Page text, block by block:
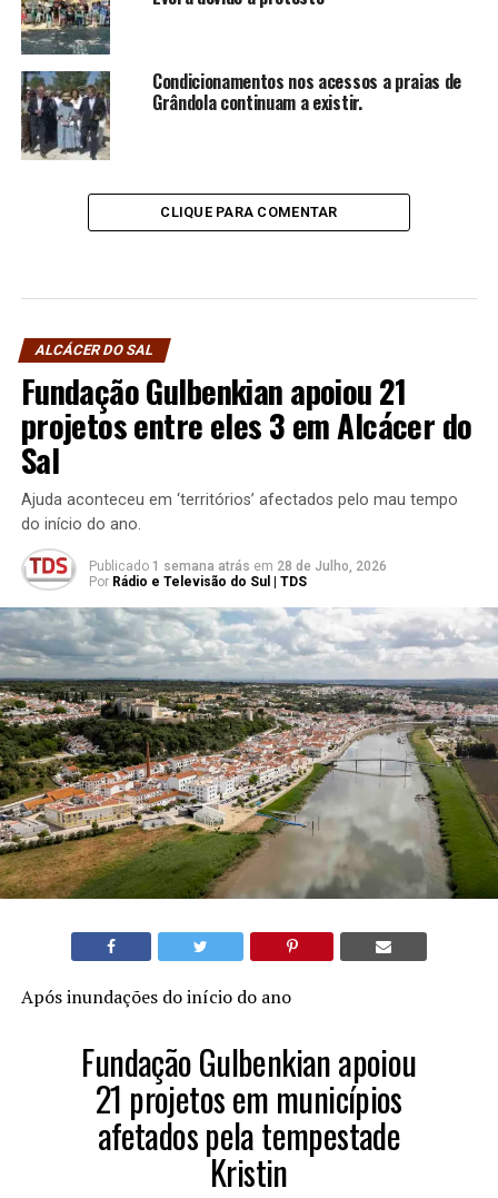
Condicionamentos nos acessos a praias de
Grândola continuam a existir.
CLIQUE PARA COMENTAR
ALCÁCER DO SAL
Fundação Gulbenkian apoiou 21
projetos entre eles 3 em Alcácer do
Sal
Ajuda aconteceu em ‘territórios’ afectados pelo mau tempo
do início do ano.
Publicado 1 semana atrás em 28 de Julho, 2026
Por Rádio e Televisão do Sul | TDS
Após inundações do início do ano
Fundação Gulbenkian apoiou
21 projetos em municípios
afetados pela tempestade
Kristin